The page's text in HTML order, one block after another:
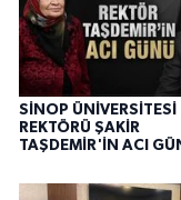
SİNOP ÜNİVERSİTESİ
REKTÖRÜ ŞAKİR
TAŞDEMİR'İN ACI